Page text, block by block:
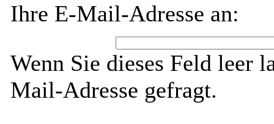
Ihre E-Mail-Adresse an:
Wenn Sie dieses Feld leer
Mail-Adresse gefragt.